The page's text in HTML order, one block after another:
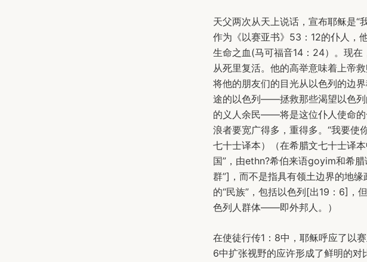
天父两次从天上说话，宣布耶稣是“
作为《以赛亚书》53：12的仆人，
生命之血(马可福音14：24）。现在
从死里复活。他的高举意味着上帝
将他的朋友们的目光从以色列的边
途的以色列——拯救那些渴望以色列
的义人余民——将是这位仆人使命的
浪者要宽广得多，重得多。“我要使
七十士译本）（在希腊文七十士译
国”，由ethn?希伯来语goyim和希
群”]，而不是指具有领土边界的地
的“民族”，包括以色列[出19：6]，
色列人群体——即外邦人。）
在使徒行传1：8中，耶稣呼应了以
6中扩张视野的应许形成了鲜明的